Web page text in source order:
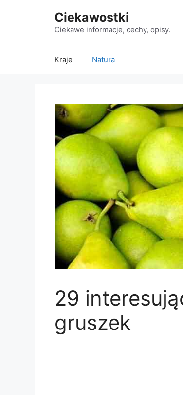
Ciekawostki
Ciekawe informacje, cechy, opisy.
Kraje Natura
29
gruszek